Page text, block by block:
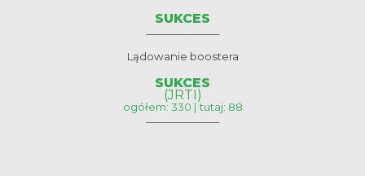
SUKCES
Lądowanie boostera
SUKCES
(JRTI)
ogółem: 330 | tutaj: 88